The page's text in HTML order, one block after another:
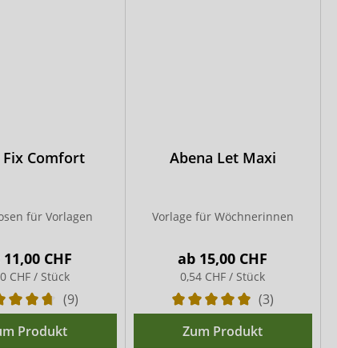
Fix Comfort
für Vorlagen
11,00 CHF
CHF / Stück
(9)
Produkt
Abena Let Maxi
Vorlage für Wöchnerinnen
ab 15,00 CHF
0,54 CHF / Stück
(3)
Zum Produkt